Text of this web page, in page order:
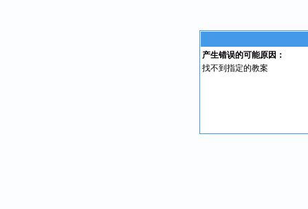
产生错误的可能原因：
找不到指定的教案